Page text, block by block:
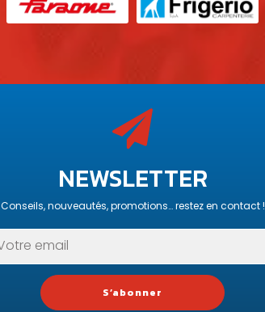
NEWSLETTER
Conseils, nouveautés, promotions… restez en contact !
S’abonner